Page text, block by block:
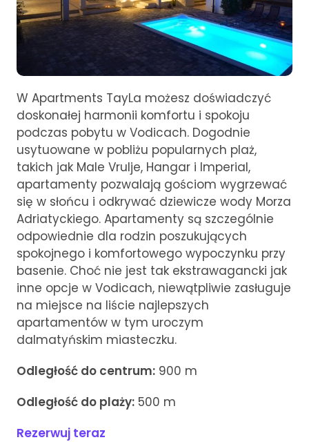
W Apartments TayLa możesz doświadczyć
doskonałej harmonii komfortu i spokoju
podczas pobytu w Vodicach. Dogodnie
usytuowane w pobliżu popularnych plaż,
takich jak Male Vrulje, Hangar i Imperial,
apartamenty pozwalają gościom wygrzewać
się w słońcu i odkrywać dziewicze wody Morza
Adriatyckiego. Apartamenty są szczególnie
odpowiednie dla rodzin poszukujących
spokojnego i komfortowego wypoczynku przy
basenie. Choć nie jest tak ekstrawagancki jak
inne opcje w Vodicach, niewątpliwie zasługuje
na miejsce na liście najlepszych
apartamentów w tym uroczym
dalmatyńskim miasteczku.
Odległość do centrum: 900 m
Odległość do plaży: 500 m
Rezerwuj teraz